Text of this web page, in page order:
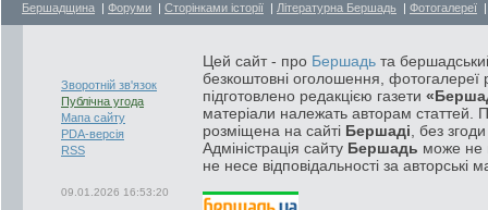
Бершадщина | Форуми | Сторінками історії | Літературна Бершадь | Фотогалереї
Зворотній зв'язок
Публічна угода
Мапа сайту
PDA-версія
RSS
09.01.2026 16:53:20
Цей сайт - про Бершадь та
безкоштовні оголошення, фотогалереї
підготовлено редакцією газети
матеріали належать авторам статтей.
розміщена на сайті Бершаді , без
Адміністрація сайту Бершадь може не
не несе відповідальності за авторські